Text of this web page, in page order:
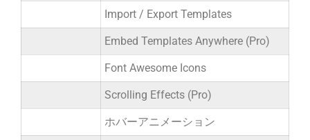
Import / Export Templates
Embed Templates Anywhere (Pro)
Font Awesome Icons
Scrolling Effects (Pro)
ホバーアニメーション